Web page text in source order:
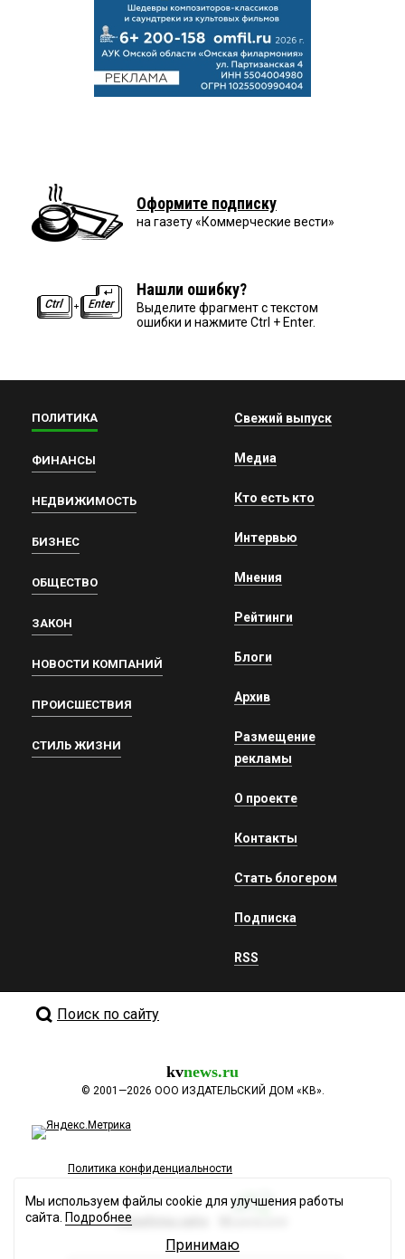
Оформите подписку
на газету «Коммерческие вести»
Нашли ошибку?
Выделите фрагмент с текстом
ошибки и нажмите Ctrl + Enter.
ПОЛИТИКА
ФИНАНСЫ
НЕДВИЖИМОСТЬ
БИЗНЕС
ОБЩЕСТВО
ЗАКОН
НОВОСТИ КОМПАНИЙ
ПРОИСШЕСТВИЯ
СТИЛЬ ЖИЗНИ
Свежий выпуск
Медиа
Кто есть кто
Интервью
Мнения
Рейтинги
Блоги
Архив
Размещение
рекламы
О проекте
Контакты
Стать блогером
Подписка
RSS
Поиск по сайту
kvnews.ru
© 2001—2026 ООО ИЗДАТЕЛЬСКИЙ ДОМ «КВ».
Политика конфиденциальности
Разработка сайта
Мы используем файлы cookie для улучшения работы
сайта. Подробнее
Принимаю